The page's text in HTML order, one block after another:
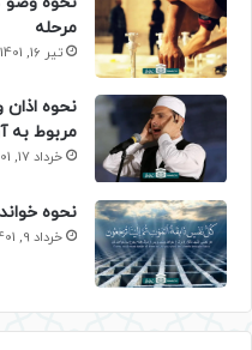
مرحله
تیر 16, 1401
نحوه
مربوط به
خرداد 17, 1401
نحوه
خرداد 9, 1401